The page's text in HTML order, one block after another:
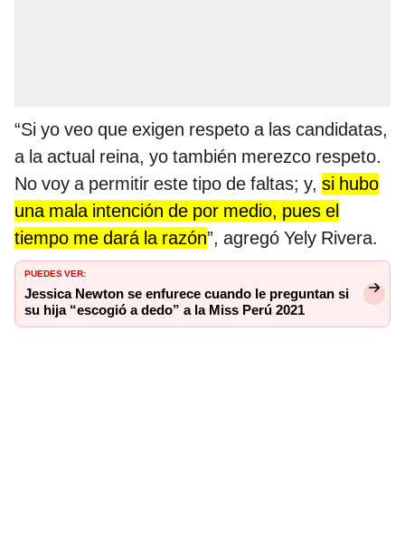
“Si yo veo que exigen respeto a las candidatas,
a la actual reina, yo también merezco respeto.
No voy a permitir este tipo de faltas; y, si hubo
una mala intención de por medio, pues el
tiempo me dará la razón”, agregó Yely Rivera.
PUEDES VER:
Jessica Newton se enfurece cuando le preguntan si
su hija “escogió a dedo” a la Miss Perú 2021